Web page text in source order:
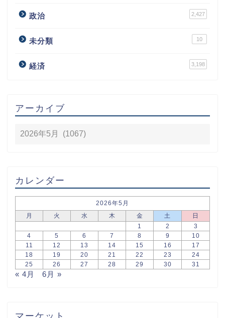
政治 2,427
未分類 10
経済 3,198
アーカイブ
カレンダー
2026年5月
月
火 水 木 金 土
日
1
2
3
4
5 6 7 8 9
10
11
12 13 14 15 16
17
18
19 20 21 22 23
24
25
26 27 28 29 30 31
« 4月 6月 »
マーケット